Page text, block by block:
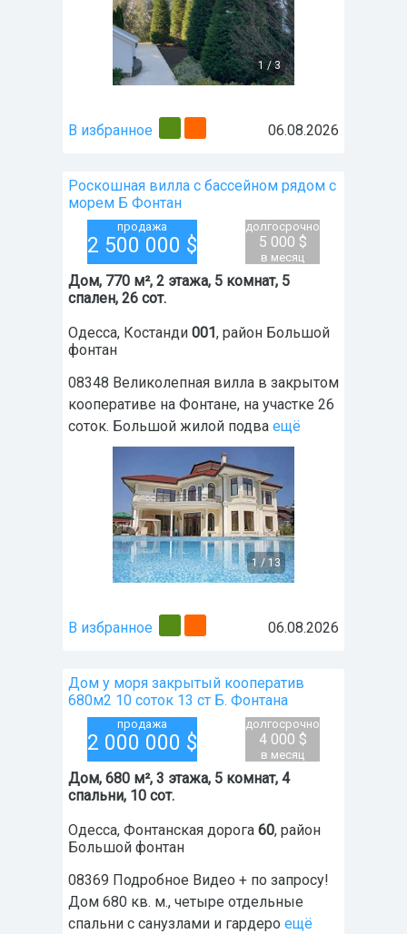
1/3
В избранное 06.08.2026
Роскошная вилла с бассейном рядом с
морем Б Фонтан
продажа
2 500 000 $
долгосрочно
5 000 $
в месяц
Дом, 770 м², 2 этажа, 5 комнат, 5
спален, 26 сот.
Одесса, Костанди 001, район Большой
фонтан
08348 Великолепная вилла в закрытом
кооперативе на Фонтане, на участке 26
соток. Большой жилой подва ещё
1/ 13
В избранное 06.08.2026
Дом у моря закрытый кооператив
680м2 10 соток 13 ст Б. Фонтана
продажа
2 000 000 $
долгосрочно
4 000 $
в месяц
Дом, 680 м², 3 этажа, 5 комнат, 4
спальни, 10 сот.
Одесса, Фонтанская дорога 60, район
Большой фонтан
08369 Подробное Видео + по запросу!
Дом 680 кв. м., четыре отдельные
спальни с санузлами и гардеро ещё